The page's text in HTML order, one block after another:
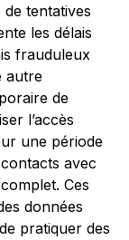
tentatives
les délais
frauduleux
autre
de
l’accès
une période
avec
Ces
données
pratiquer des